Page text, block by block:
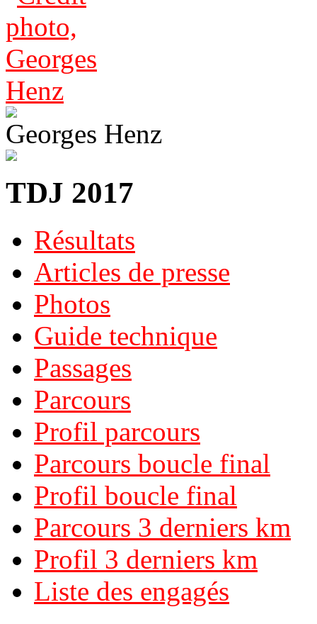
Georges Henz
TDJ 2017
Résultats
Articles de presse
Photos
Guide technique
Passages
Parcours
Profil parcours
Parcours boucle final
Profil boucle final
Parcours 3 derniers km
Profil 3 derniers km
Liste des engagés